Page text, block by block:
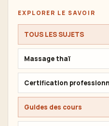
EXPLORER LE SAVOIR
TOUS LES SUJETS
Massage thaï
Certification
Guides des cours